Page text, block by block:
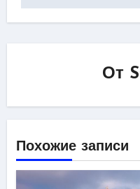
От
Похожие записи